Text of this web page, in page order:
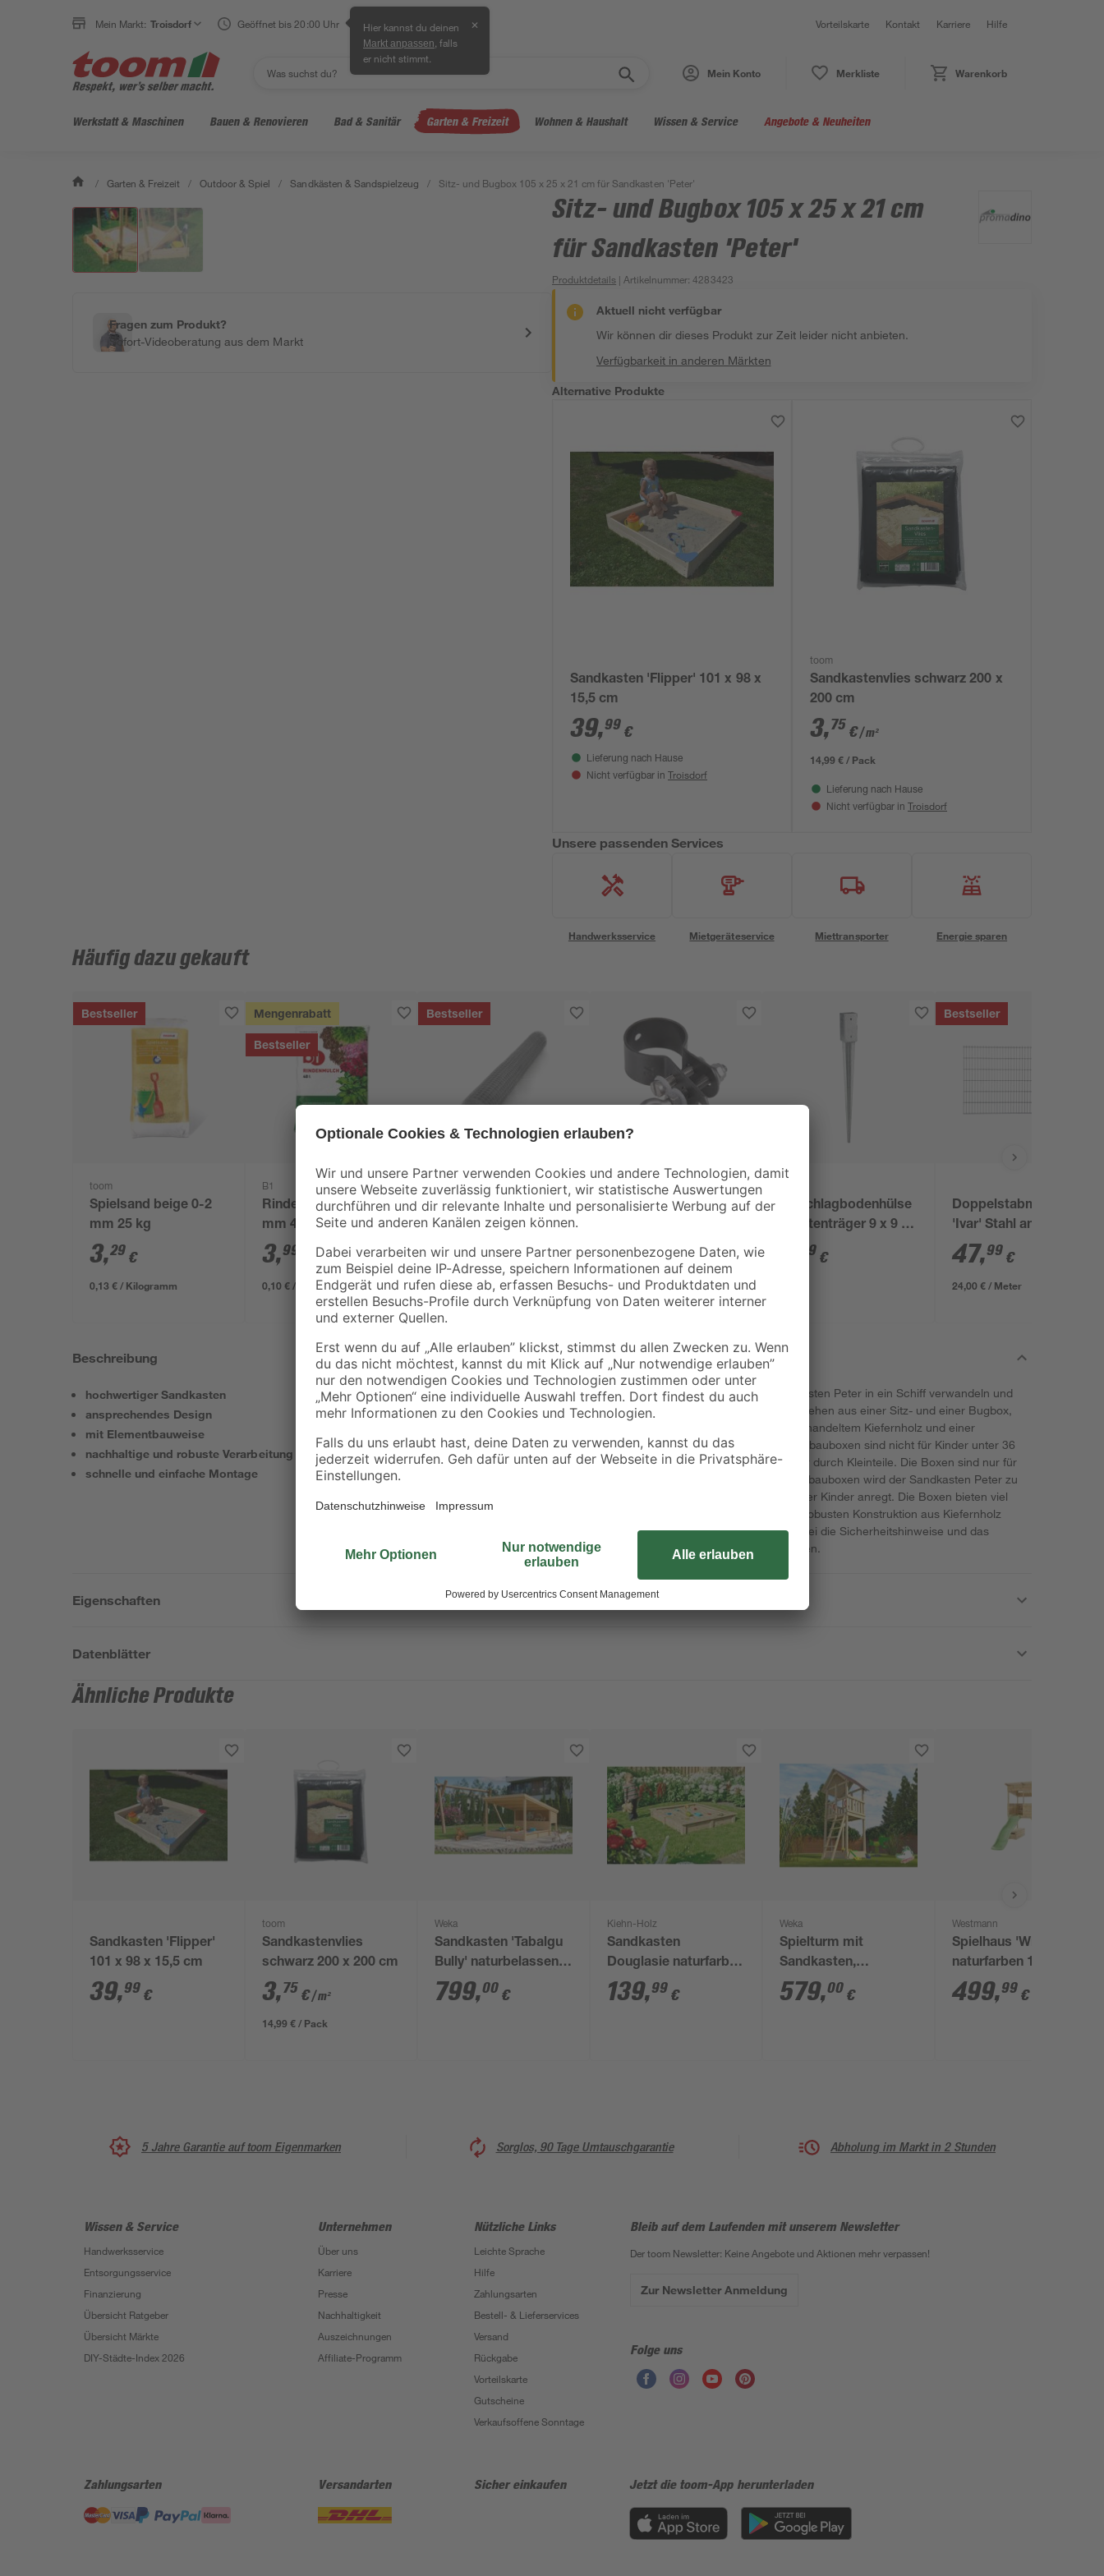
Mein Markt: Troisdorf Geöffnet bis 20:00 Uhr Hier kannst du deinen
Markt anpassen , falls
er nicht stimmt.
✕ Vorteilskarte Kontakt Karriere Hilfe
Mein Konto Merkliste Warenkorb
Werkstatt & Maschinen Bauen & Renovieren Bad & Sanitär Garten & Freizeit Wohnen & Haushalt Wissen & Service Angebote & Neuheiten
/ Garten & Freizeit / Outdoor & Spiel / Sandkästen & Sandspielzeug / Sitz- und Bugbox 105 x 25 x 21 cm für Sandkasten 'Peter'
Fragen zum Produkt?
Sofort-Videoberatung aus dem Markt
Sitz- und Bugbox 105 x 25 x 21 cm
für Sandkasten 'Peter'
Produktdetails | Artikelnummer:4283423
Aktuell nicht verfügbar
Wir können dir dieses Produkt zur Zeit leider nicht anbieten.
Verfügbarkeit in anderen Märkten
Alternative Produkte
Sandkasten 'Flipper' 101 x 98 x
15,5 cm
39,99 €
Lieferung nach Hause
Nicht verfügbar in Troisdorf
toom
Sandkastenvlies schwarz 200 x
200 cm
3,75 €/ m²
14,99 € / Pack
Lieferung nach Hause
Nicht verfügbar in Troisdorf
Unsere passenden Services
Handwerksservice Mietgeräteservice Miettransporter Energie sparen
Häufig dazu gekauft
Bestseller
toom
Spielsand beige 0-2
mm 25 kg
3,29 €
0,13 € / Kilogramm
Mengenrabatt
Bestseller
B1
Rindenmulch 0-40
mm 40 l
3,99
0,10 € / Liter
Bestseller
toom
Wühlmausgitter für
Hochbeete 2,1 x 1,1 m
6,92€/ m²
15,99 € / Pack
Alberts
Schelle zur
Geflechtspannstäben
anthrazit Ø 3,4 cm
4,79€
Einschlagbodenhülse
Pfostenträger 9 x 9 x
90 cm
49 €
Bestseller
Doppelstabmatte
'Ivar' Stahl anthrazit
200 x 123 cm
47,99 €
24,00 € / Meter
Beschreibung
hochwertiger Sandkasten
ansprechendes Design
mit Elementbauweise
nachhaltige und robuste Verarbeitung
schnelle und einfache Montage
Entdecke die zwei Anbauboxen, die den Sandkasten Peter in ein Schiff verwandeln und
viel Platz für Spielsachen bieten. Die Boxen bestehen aus einer Sitz- und einer Bugbox,
beide mit Deckel. Gefertigt aus massivem, unbehandeltem Kiefernholz und einer
Materialstärke von 1,8 cm. Bitte beachte: Die Anbauboxen sind nicht für Kinder unter 36
Monaten geeignet. Es besteht Erstickungsgefahr durch Kleinteile. Die Boxen sind nur für
den Hausgebrauch bestimmt. Mit den beiden Anbauboxen wird der Sandkasten Peter zu
einem spannenden Schiff, das die Fantasie deiner Kinder anregt. Die Boxen bieten viel
Platz für Spielsachen und lassen sich dank der robusten Konstruktion aus Kiefernholz
einfach und sicher montieren. Bitte beachte dabei die Sicherheitshinweise und das
empfohlene Alter für die Nutzung der Anbauboxen.
Eigenschaften
Datenblätter
Ähnliche Produkte
Sandkasten 'Flipper'
101 x 98 x 15,5 cm
39,99 €
toom
Sandkastenvlies
schwarz 200 x 200 cm
3,75 €/ m²
14,99 € / Pack
Weka
Sandkasten 'Tabalgu
Bully' naturbelassen
214 x 173 x 270 cm
799,00 €
Kiehn-Holz
Sandkasten
Douglasie naturfarben
150 x 24 x 150 cm
139,99 €
Weka
Spielturm mit
Sandkasten,
naturfarben, 150 x 331
x 165 cm
579,00 €
Westmann
Spielhaus 'Wildnis'
naturfarben 167 x 205
x 220 cm
499,99 €
5 Jahre Garantie auf toom Eigenmarken Sorglos, 90 Tage Umtauschgarantie Abholung im Markt in 2 Stunden
Wissen & Service
Handwerksservice
Entsorgungsservice
Finanzierung
Übersicht Ratgeber
Übersicht Märkte
DIY-Städte-Index 2026
Unternehmen
Über uns
Karriere
Presse
Nachhaltigkeit
Auszeichnungen
Affiliate-Programm
Nützliche Links
Leichte Sprache
Hilfe
Zahlungsarten
Bestell- & Lieferservices
Versand
Rückgabe
Vorteilskarte
Gutscheine
Verkaufsoffene Sonntage
Bleib auf dem Laufenden mit unserem Newsletter
Der toom Newsletter: Keine Angebote und Aktionen mehr verpassen!
Zur Newsletter Anmeldung
Folge uns
Zahlungsarten Versandarten Sicher einkaufen Jetzt die toom-App herunterladen